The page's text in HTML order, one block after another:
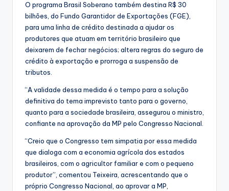
O programa Brasil Soberano também destina R$ 30
bilhões, do Fundo Garantidor de Exportações (FGE),
para uma linha de crédito destinada a ajudar os
produtores que atuam em território brasileiro que
deixarem de fechar negócios; altera regras do seguro de
crédito à exportação e prorroga a suspensão de
tributos.
“A validade dessa medida é o tempo para a solução
definitiva do tema imprevisto tanto para o governo,
quanto para a sociedade brasileira, assegurou o ministro,
confiante na aprovação da MP pelo Congresso Nacional.
“Creio que o Congresso tem simpatia por essa medida
que dialoga com a economia agrícola dos estados
brasileiros, com o agricultor familiar e com o pequeno
produtor”, comentou Teixeira, acrescentando que o
próprio Congresso Nacional, ao aprovar a MP,